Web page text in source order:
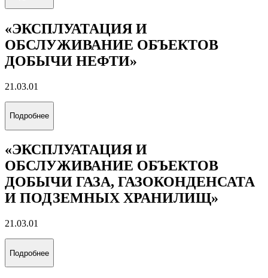
«ЭКСПЛУАТАЦИЯ И
ОБСЛУЖИВАНИЕ ОБЪЕКТОВ
ДОБЫЧИ НЕФТИ»
21.03.01
Подробнее
«ЭКСПЛУАТАЦИЯ И
ОБСЛУЖИВАНИЕ ОБЪЕКТОВ
ДОБЫЧИ ГАЗА, ГАЗОКОНДЕНСАТА
И ПОДЗЕМНЫХ ХРАНИЛИЩ»
21.03.01
Подробнее